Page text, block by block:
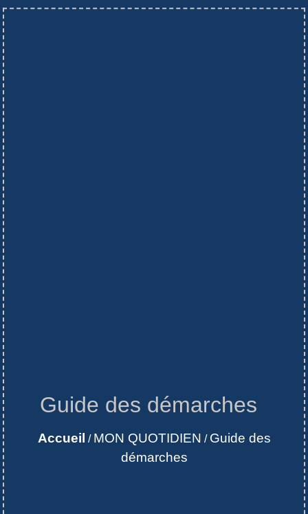
Guide des démarches
Accueil / MON QUOTIDIEN / Guide des
démarches